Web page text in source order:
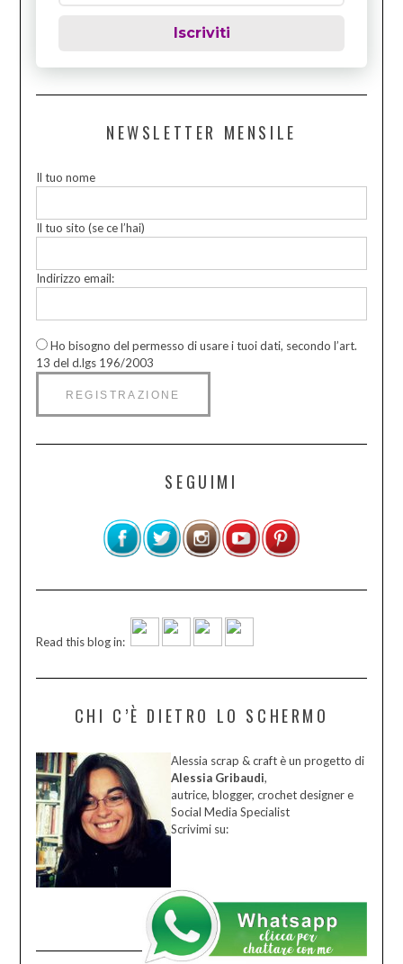
Iscriviti
NEWSLETTER MENSILE
Il tuo nome
Il tuo sito (se ce l’hai)
Indirizzo email:
Ho bisogno del permesso di usare i tuoi dati, secondo l’art.
13 del d.lgs 196/2003
SEGUIMI
Read this blog in:
CHI C’È DIETRO LO SCHERMO
Alessia scrap & craft è un progetto di
Alessia Gribaudi,
autrice, blogger, crochet designer e
Social Media Specialist
Scrivimi su: